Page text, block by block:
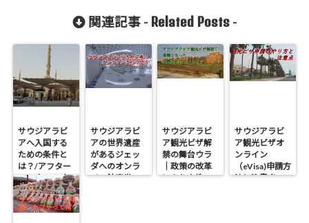
関連記事 - Related Posts-
サウジアラビ
アへ入国する
ための条件と
は？/アフター
コロナ2022年
サウジアラビ
アの世界遺産
があるジェッ
ダへのオンラ
イン航空券の
サウジアラビ
ア観光ビザ解
禁の舞台ウラ
｜政策の改革
により女性の
サウジアラビ
ア観光ビザオ
ンライン
（eVisa)申請方
法と注意点